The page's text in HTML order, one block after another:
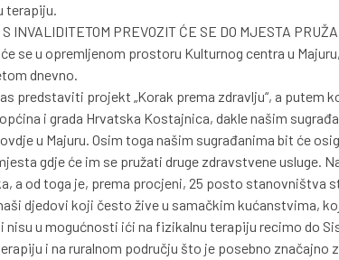
terapiju.
S INVALIDITETOM PREVOZIT ĆE SE DO MJESTA
se u opremljenom prostoru Kulturnog centra u
dnevno.
predstaviti projekt „Korak prema zdravlju“, a putem
i grada Hrvatska Kostajnica, dakle našim
u Majuru. Osim toga našim sugrađanima bit će
gdje će im se pružati druge zdravstvene usluge.
a od toga je, prema procjeni, 25 posto stanovništva
djedovi koji često žive u samačkim kućanstvima,
nisu u mogućnosti ići na fizikalnu terapiju recimo do
i na ruralnom području što je posebno značajno